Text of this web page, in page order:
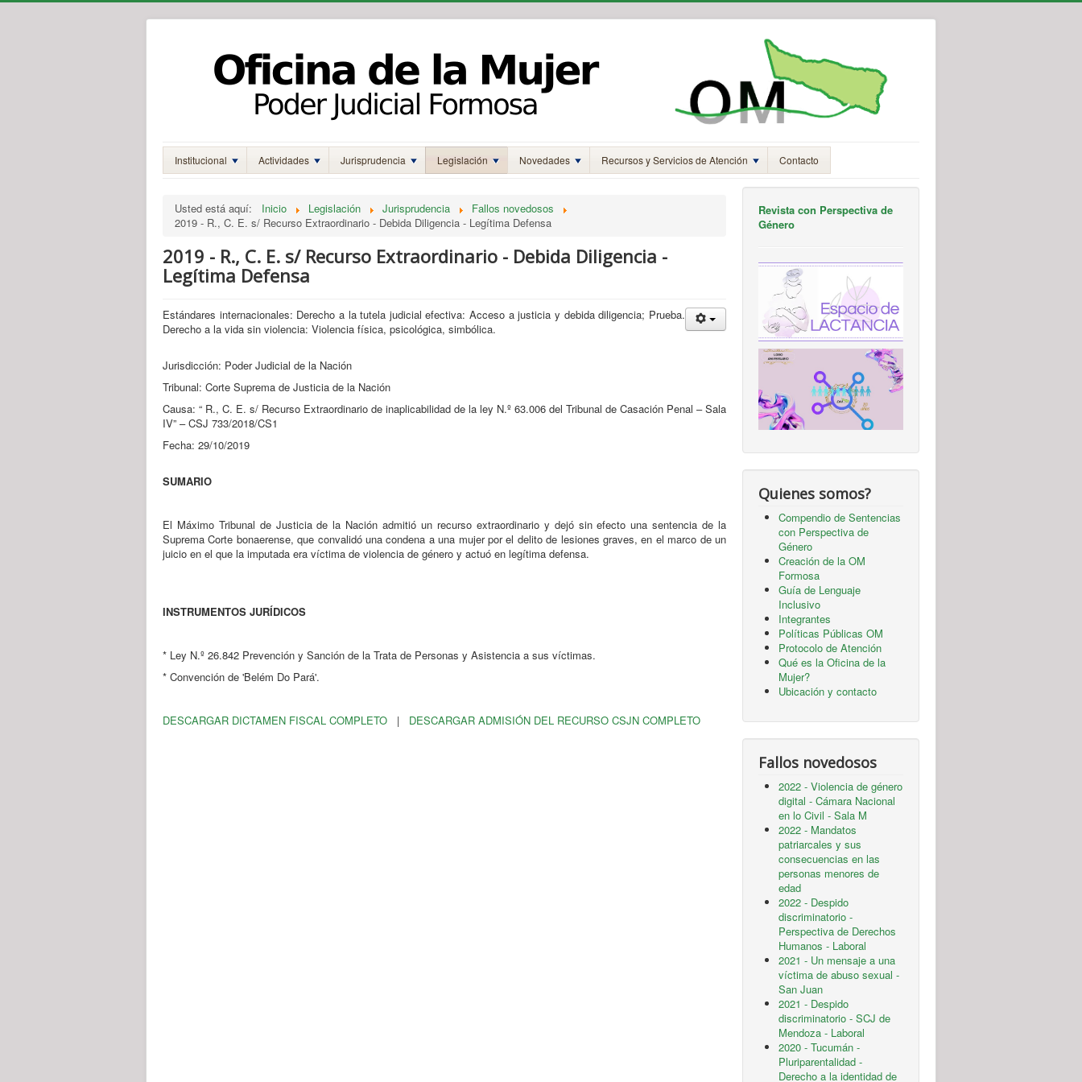
Institucional Actividades Jurisprudencia Legislación Novedades Recursos y Servicios de Atención Contacto
Usted está aquí: Inicio Legislación Jurisprudencia
Fallos novedosos
2019 - R., C. E. s/ Recurso Extraordinario - Debida Diligencia - Legítima Defensa
2019 - R., C. E. s/ Recurso Extraordinario - Debida Diligencia -
Legítima Defensa
Estándares internacionales: Derecho a la tutela judicial efectiva: Acceso a justicia y debida diligencia; Prueba.
Derecho a la vida sin violencia: Violencia física, psicológica, simbólica.
Jurisdicción: Poder Judicial de la Nación
Tribunal: Corte Suprema de Justicia de la Nación
Causa: “ R., C. E. s/ Recurso Extraordinario de inaplicabilidad de la ley N.º 63.006 del Tribunal de Casación Penal – Sala
IV” – CSJ 733/2018/CS1
Fecha: 29/10/2019
SUMARIO
El Máximo Tribunal de Justicia de la Nación admitió un recurso extraordinario y dejó sin efecto una sentencia de la
Suprema Corte bonaerense, que convalidó una condena a una mujer por el delito de lesiones graves, en el marco de un
juicio en el que la imputada era víctima de violencia de género y actuó en legítima defensa.
INSTRUMENTOS JURÍDICOS
* Ley N.º 26.842 Prevención y Sanción de la Trata de Personas y Asistencia a sus víctimas.
* Convención de 'Belém Do Pará'.
DESCARGAR DICTAMEN FISCAL COMPLETO | DESCARGAR ADMISIÓN DEL RECURSO CSJN COMPLETO
Revista con Perspectiva de
Género
Quienes somos?
Compendio de Sentencias
con Perspectiva de
Género
Creación de la OM
Formosa
Guía de Lenguaje
Inclusivo
Integrantes
Políticas Públicas OM
Protocolo de Atención
Qué es la Oficina de la
Mujer?
Ubicación y contacto
Fallos novedosos
2022 - Violencia de género
digital - Cámara Nacional
en lo Civil - Sala M
2022 - Mandatos
patriarcales y sus
consecuencias en las
personas menores de
edad
2022 - Despido
discriminatorio -
Perspectiva de Derechos
Humanos - Laboral
2021 - Un mensaje a una
víctima de abuso sexual -
San Juan
2021 - Despido
discriminatorio - SCJ de
Mendoza - Laboral
2020 - Tucumán -
Pluriparentalidad -
Derecho a la identidad de